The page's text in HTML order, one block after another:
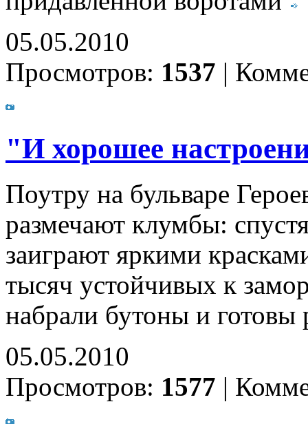
05.05.2010
Просмотров: 1537 |
"И хорошее
Поутру на бульваре
размечают клумбы:
заиграют яркими
тысяч устойчивых к
набрали бутоны и готовы
05.05.2010
Просмотров: 1577 |